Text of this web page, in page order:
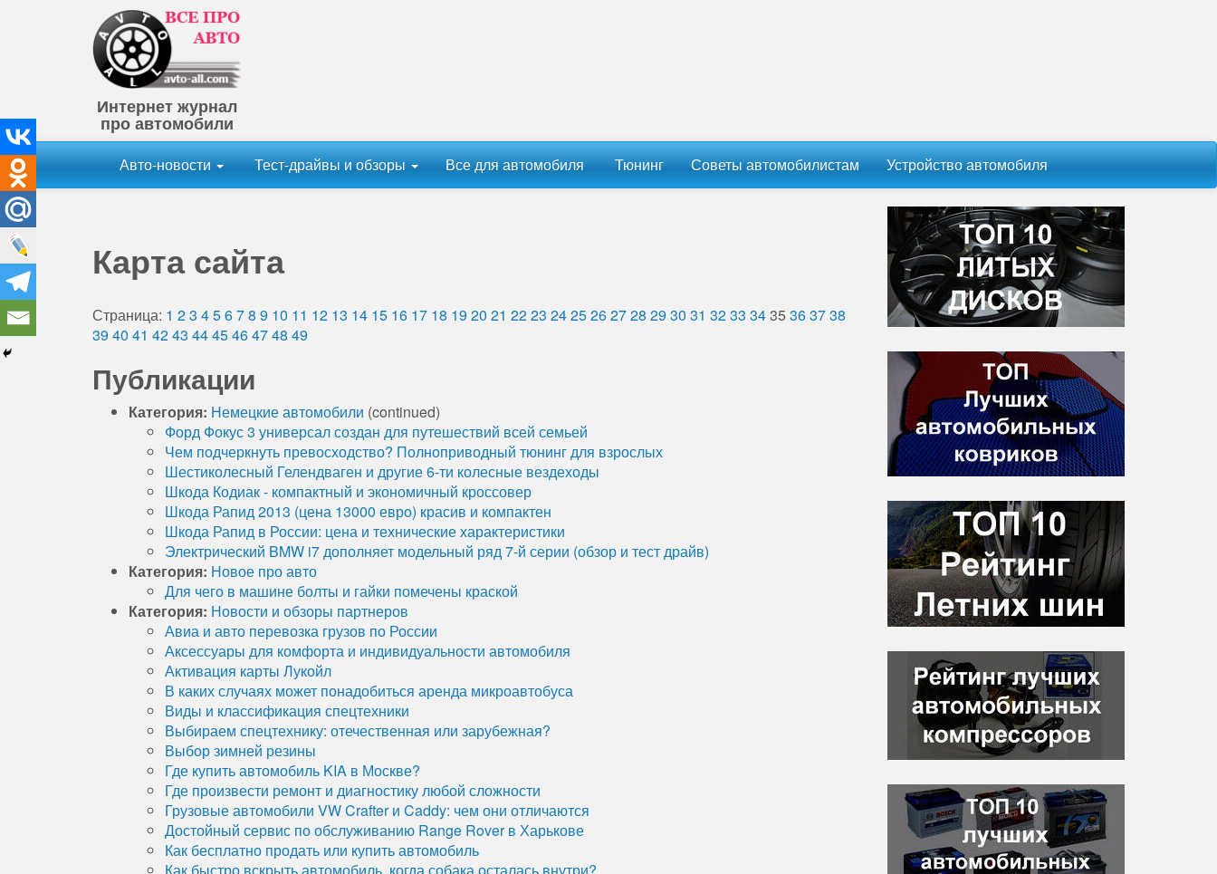
Интернет журнал
про автомобили
Авто-новости Тест-драйвы и обзоры Все для автомобиля Тюнинг Советы автомобилистам Устройство автомобиля
Карта сайта
Страница: 1 23 45678 9 10 11 12 13 14 15 16 17 18 19 20 21 2223 2425262728 29 30 31 3233 3435 363738
39 40 41 4243 4445464748 49
Публикации
Категория: Немецкие автомобили (continued)
Форд Фокус 3 универсал создан для путешествий всей семьей
Чем подчеркнуть превосходство? Полноприводный тюнинг для взрослых
Шестиколесный Гелендваген и другие 6-ти колесные вездеходы
Шкода Кодиак - компактный и экономичный кроссовер
Шкода Рапид 2013 (цена 13000 евро) красив и компактен
Шкода Рапид в России: цена и технические характеристики
Электрический BMW i7 дополняет модельный ряд 7-й серии (обзор и тест драйв)
Категория: Новое про авто
Для чего в машине болты и гайки помечены краской
Категория: Новости и обзоры партнеров
Авиа и авто перевозка грузов по России
Аксессуары для комфорта и индивидуальности автомобиля
Активация карты Лукойл
В каких случаях может понадобиться аренда микроавтобуса
Виды и классификация спецтехники
Выбираем спецтехнику: отечественная или зарубежная?
Выбор зимней резины
Где купить автомобиль KIA в Москве?
Где произвести ремонт и диагностику любой сложности
Грузовые автомобили VW Crafter и Caddy: чем они отличаются
Достойный сервис по обслуживанию Range Rover в Харькове
Как бесплатно продать или купить автомобиль